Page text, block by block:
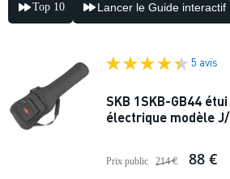
Top 10 Lancer le Guide interactif
5 avis
SKB 1SKB-GB44
électrique modèle
Prix public 214 € 88 €